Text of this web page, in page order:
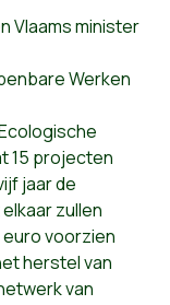
Vlaams minister
Werken
15 projecten
jaar de
zullen
euro voorzien
herstel van
van